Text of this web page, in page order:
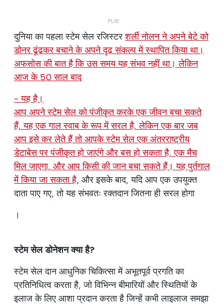
दुनिया का पहला स्टेम सेल रजिस्टरशर्ली नोलन ने अपने बेटे को
डोनर ढूंढकर बचाने के अपने दृढ़ संकल्प में स्थापित किया था।
अफसोस की बात है कि उस समय यह संभव नहीं था। लेकिन
आज के 50 साल बाद
- यह है।
आप अपने स्टेम सेल को पंजीकृत करके एक जीवन बचा सकते
हैं, यह एक गाल स्वाब के रूप में सरल है, लेकिन एक बार जब
आप इसे कर लेते हैं तो आपके स्टेम सेल एक अंतरराष्ट्रीय
डेटाबेस पर पंजीकृत हो जाएंगे और बस हो सकता है, एक मैच
मिल जाएगा, और आप किसी की जान बचा सकते हैं। यहपुर्तगाल
में किया जा सकता है, और इसके बाद, यदि आप एक उपयुक्त
दाता पाए गए, तो यह संभवतः रक्तदान जितना ही सरल होगा
।
स्टेम सेल डोनेशन क्या है?
स्टेम सेल दान आधुनिक चिकित्सा में अभूतपूर्व प्रगति का
प्रतिनिधित्व करता है, जो विभिन्न बीमारियों और स्थितियों के
इलाज के लिए आशा प्रदान करता है जिन्हें कभी लाइलाज समझा